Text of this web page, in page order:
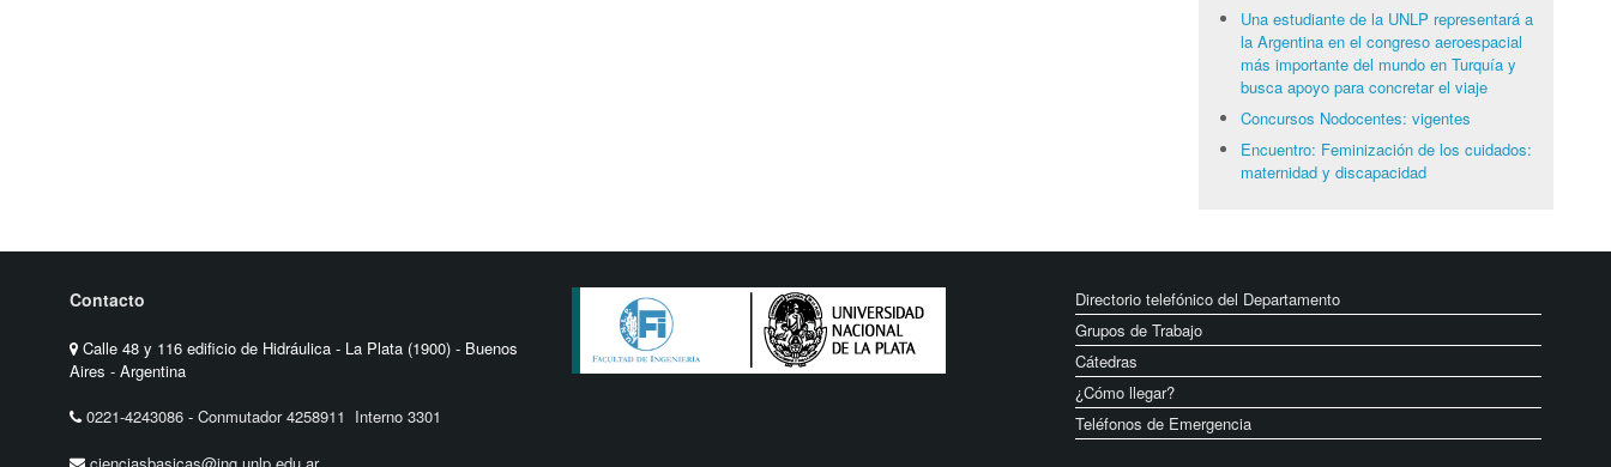
Una estudiante de la UNLP representará a
la Argentina en el congreso aeroespacial
más importante del mundo en Turquía y
busca apoyo para concretar el viaje
Concursos Nodocentes: vigentes
Encuentro: Feminización de los cuidados:
maternidad y discapacidad
Contacto
Calle 48 y 116 edificio de Hidráulica - La Plata (1900) - Buenos
Aires - Argentina
0221-4243086 -Conmutador 4258911 Interno 3301
Directorio telefónico del Departamento
Grupos de Trabajo
Cátedras
¿Cómo llegar?
Teléfonos de Emergencia